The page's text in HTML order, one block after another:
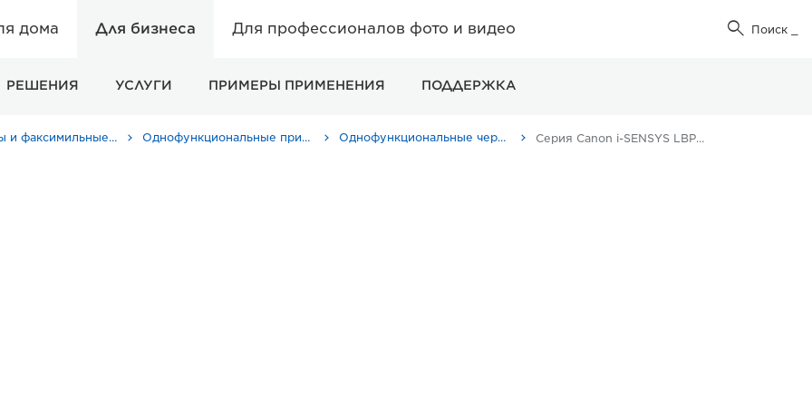
дома Для бизнеса Для профессионалов фото и видео  Поиск
РЕШЕНИЯ УСЛУГИ ПРИМЕРЫ ПРИМЕНЕНИЯ ПОДДЕРЖКА
Принтеры и факсимильные аппараты для бизнеса Однофункциональные принтеры - Canon Россия Однофункциональные черно-белые принтеры Серия Canon i-SENSYS LBP220